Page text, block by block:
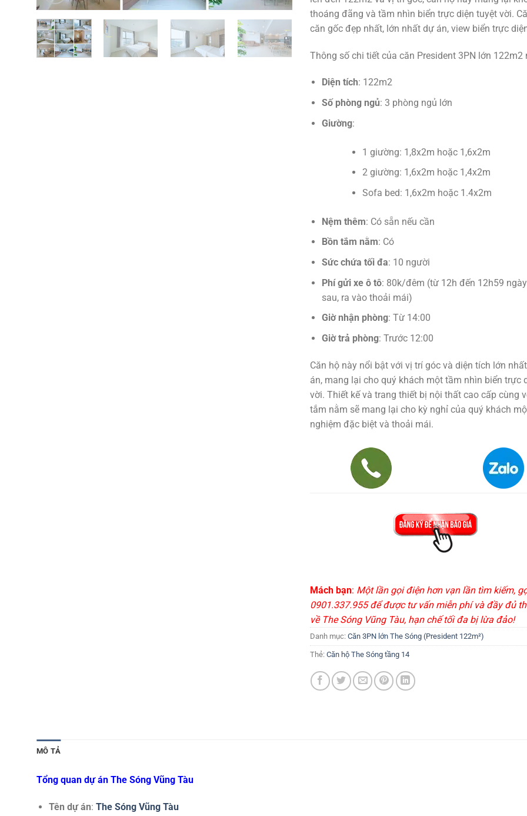
thoáng đãng và tầm nhìn biển trực diện tuyệt vời.
căn gốc đẹp nhất, lớn nhất dự án, view biển trực
Thông số chi tiết của căn President 3PN lớn 122m2
Diện tích: 122m2
Số phòng ngủ: 3 phòng ngủ lớn
Giường:
1 giường: 1,8x2m hoặc 1,6x2m
2 giường: 1,6x2m hoặc 1,4x2m
Sofa bed: 1,6x2m hoặc 1.4x2m
Nệm thêm: Có sẵn nếu cần
Bồn tắm nằm: Có
Sức chứa tối đa: 10 người
Phí gửi xe ô tô: 80k/đêm (từ 12h đến 12h59
sau, ra vào thoải mái)
Giờ nhận phòng: Từ 14:00
Giờ trả phòng: Trước 12:00
Căn hộ này nổi bật với vị trí góc và diện tích lớn
án, mang lại cho quý khách một tầm nhìn biển trực
vời. Thiết kế và trang thiết bị nội thất cao cấp cùng
tắm nằm sẽ mang lại cho kỳ nghỉ của quý khách
nghiệm đặc biệt và thoải mái.
Mách bạn: Một lần gọi điện hơn vạn lần tìm kiếm,
0901.337.955 để được tư vấn miễn phí và đầy đủ
về The Sóng Vũng Tàu, hạn chế tối đa bị lừa đảo!
Danh mục: Căn 3PN lớn The Sóng (President 122m²)
Thẻ: Căn hộ The Sóng tầng 14
MÔ TẢ
Tổng quan dự án The Sóng Vũng Tàu
Tên dự án: The Sóng Vũng Tàu